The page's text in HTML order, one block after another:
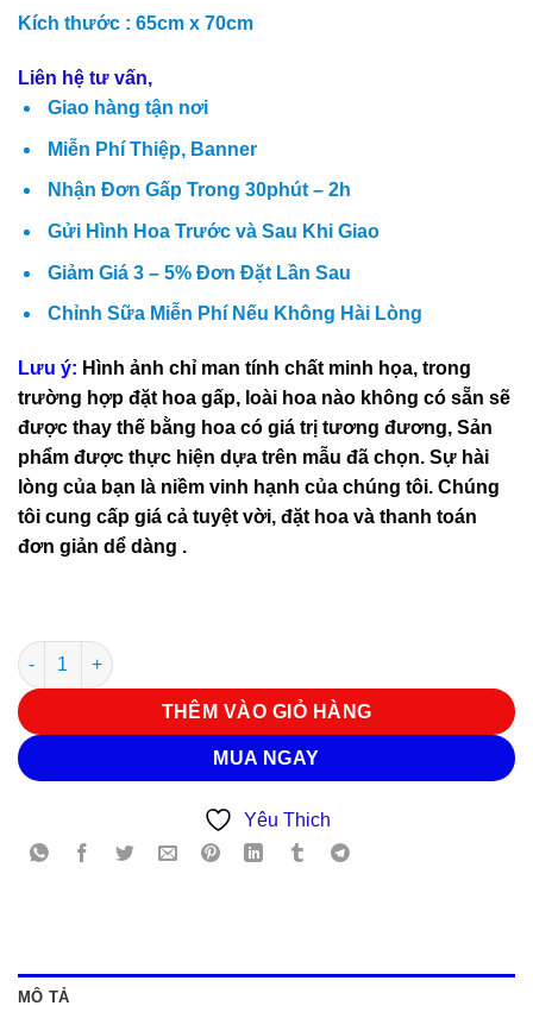
Kích thước : 65cm x 70cm
Liên hệ tư vấn,
Giao hàng tận nơi
Miễn Phí Thiệp, Banner
Nhận Đơn Gấp Trong 30phút – 2h
Gửi Hình Hoa Trước và Sau Khi Giao
Giảm Giá 3 – 5% Đơn Đặt Lần Sau
Chỉnh Sữa Miễn Phí Nếu Không Hài Lòng
Lưu ý: Hình ảnh chỉ man tính chất minh họa, trong
trường hợp đặt hoa gấp, loài hoa nào không có sẵn sẽ
được thay thế bằng hoa có giá trị tương đương, Sản
phẩm được thực hiện dựa trên mẫu đã chọn. Sự hài
lòng của bạn là niềm vinh hạnh của chúng tôi. Chúng
tôi cung cấp giá cả tuyệt vời, đặt hoa và thanh toán
đơn giản dể dàng .
Hoa Chúc Mừng G 4229 số lượng
THÊM VÀO GIỎ HÀNG
MUA NGAY
Yêu Thich
MÔ TẢ